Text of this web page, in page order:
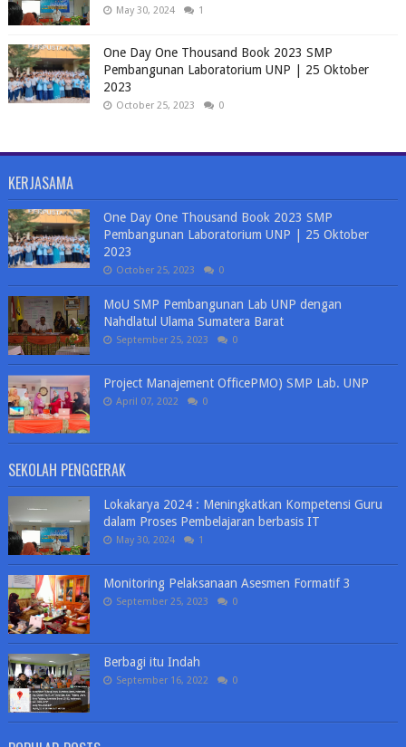
May 30, 2024 1
One Day One Thousand Book 2023 SMP
Pembangunan Laboratorium UNP | 25 Oktober
2023
October 25, 2023 0
KERJASAMA
One Day One Thousand Book 2023 SMP
Pembangunan Laboratorium UNP | 25 Oktober
2023
October 25, 2023 0
MoU SMP Pembangunan Lab UNP dengan
Nahdlatul Ulama Sumatera Barat
September 25, 2023 0
Project Manajement OfficePMO) SMP Lab. UNP
April 07, 2022 0
SEKOLAH PENGGERAK
Lokakarya 2024 : Meningkatkan Kompetensi Guru
dalam Proses Pembelajaran berbasis IT
May 30, 2024 1
Monitoring Pelaksanaan Asesmen Formatif 3
September 25, 2023 0
Berbagi itu Indah
September 16, 2022 0